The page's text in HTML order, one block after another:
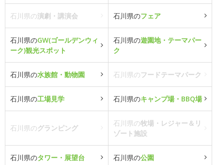
石川県の演劇・講演会 石川県のフェア
石川県のGW(ゴールデンウィ
ーク)観光スポット
石川県の遊園地・テーマパー
ク
石川県の水族館・動物園 石川県のフードテーマパーク
石川県の工場見学 石川県のキャンプ場・BBQ場
石川県のグランピング
石川県の牧場・レジャー＆リ
ゾート施設
石川県のタワー・展望台 石川県の公園